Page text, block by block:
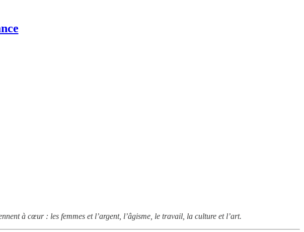
à cœur : les femmes et l’argent, l’âgisme, le travail, la culture et l’art.